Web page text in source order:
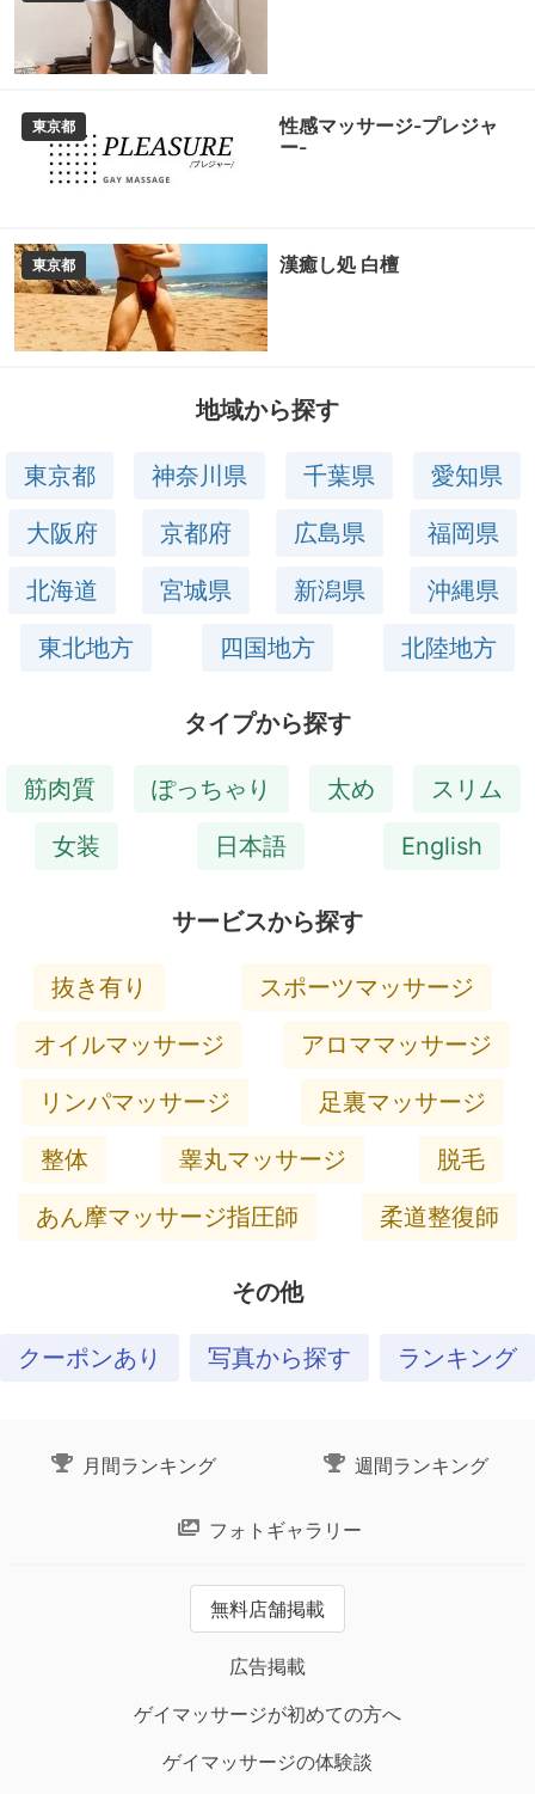
東京都
性感マッサージ-プレジャ
ー-
東京都 漢癒し処 白檀
地域から探す
東京都 神奈川県 千葉県
愛知県
大阪府
京都府 広島県
福岡県
北海道
宮城県 新潟県
沖縄県
東北地方
四国地方 北陸地方
タイプから探す
筋肉質 ぽっちゃり 太め
スリム
女装
日本語 English
サービスから探す
抜き有り
スポーツマッサージ
オイルマッサージ
アロママッサージ
リンパマッサージ
足裏マッサージ
整体
睾丸マッサージ
脱毛
あん摩マッサージ指圧師
柔道整復師
その他
クーポンあり 写真から探す ランキング
月間ランキング 週間ランキング
フォトギャラリー
無料店舗掲載
広告掲載
ゲイマッサージが初めての方へ
ゲイマッサージの体験談